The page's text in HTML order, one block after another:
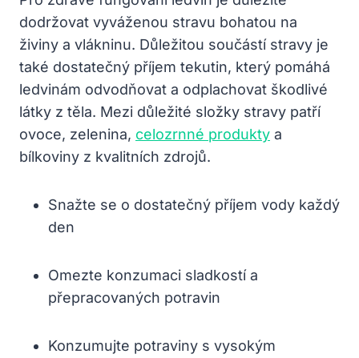
dodržovat vyváženou stravu bohatou na
živiny a vlákninu. Důležitou součástí stravy je
⁢také dostatečný příjem tekutin, který pomáhá
ledvinám odvodňovat a odplachovat ‌škodlivé
látky z těla. Mezi‍ důležité ⁢složky stravy ⁢patří
ovoce, zelenina, ‌ celozrnné produkty ⁢ a ​
bílkoviny ​z ⁢kvalitních zdrojů.
Snažte​ se‌ o dostatečný příjem vody každý
den⁤
Omezte konzumaci sladkostí a
přepracovaných potravin
Konzumujte ‌potraviny ⁤s⁣ vysokým